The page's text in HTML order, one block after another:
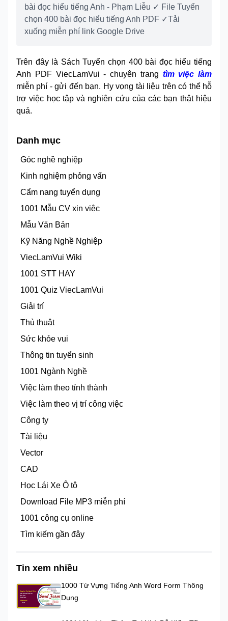
bài đọc hiểu tiếng Anh - Phạm Liễu ✓ File Tuyển
chọn 400 bài đọc hiểu tiếng Anh PDF ✓Tải
xuống miễn phí link Google Drive
Trên đây là Sách Tuyển chọn 400 bài đọc hiểu tiếng
Anh PDF ViecLamVui - chuyên trang tìm việc làm
miễn phí - gửi đến bạn. Hy vọng tài liệu trên có thể hỗ
trợ việc học tập và nghiên cứu của các bạn thật hiệu
quả.
Danh mục
Góc nghề nghiệp
Kinh nghiệm phỏng vấn
Cẩm nang tuyển dụng
1001 Mẫu CV xin việc
Mẫu Văn Bản
Kỹ Năng Nghề Nghiệp
ViecLamVui Wiki
1001 STT HAY
1001 Quiz ViecLamVui
Giải trí
Thủ thuật
Sức khỏe vui
Thông tin tuyển sinh
1001 Ngành Nghề
Việc làm theo tỉnh thành
Việc làm theo vị trí công việc
Công ty
Tài liệu
Vector
CAD
Học Lái Xe Ô tô
Download File MP3 miễn phí
1001 công cụ online
Tìm kiếm gần đây
Tin xem nhiều
1000 Từ Vựng Tiếng Anh Word Form Thông
Dụng